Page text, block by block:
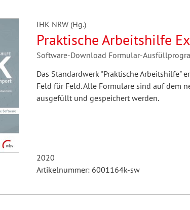
IHK NRW (Hg.)
Praktische Arbeitshilfe
Software-Download Formular-
Das Standardwerk "Praktische
Feld für Feld. Alle Formulare sind auf dem
ausgefüllt und gespeichert werden.
2020
Artikelnummer: 6001164k-sw